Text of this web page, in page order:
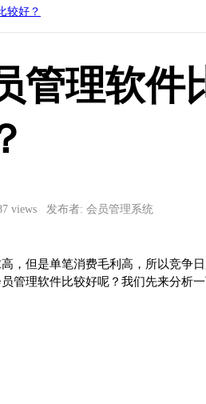
较好？
管理软件
views 发布者: 会员管理系统
，但是单笔消费毛利高，所以竞争
管理软件比较好呢？我们先来分析